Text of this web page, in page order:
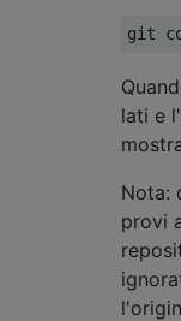
lati e
Nota:
provi